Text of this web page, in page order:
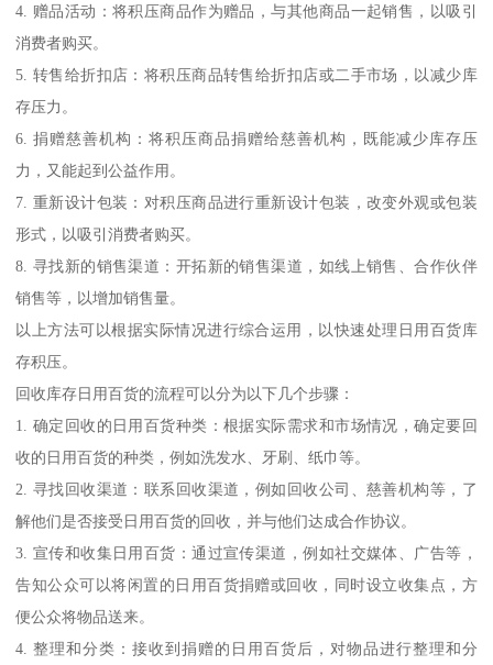
4. 赠品活动：将积压商品作为赠品，与其他商品一起销售，以吸引
消费者购买。
5. 转售给折扣店：将积压商品转售给折扣店或二手市场，以减少库
存压力。
6. 捐赠慈善机构：将积压商品捐赠给慈善机构，既能减少库存压
力，又能起到公益作用。
7. 重新设计包装：对积压商品进行重新设计包装，改变外观或包装
形式，以吸引消费者购买。
8. 寻找新的销售渠道：开拓新的销售渠道，如线上销售、合作伙伴
销售等，以增加销售量。
以上方法可以根据实际情况进行综合运用，以快速处理日用百货库
存积压。
回收库存日用百货的流程可以分为以下几个步骤：
1. 确定回收的日用百货种类：根据实际需求和市场情况，确定要回
收的日用百货的种类，例如洗发水、牙刷、纸巾等。
2. 寻找回收渠道：联系回收渠道，例如回收公司、慈善机构等，了
解他们是否接受日用百货的回收，并与他们达成合作协议。
3. 宣传和收集日用百货：通过宣传渠道，例如社交媒体、广告等，
告知公众可以将闲置的日用百货捐赠或回收，同时设立收集点，方
便公众将物品送来。
4. 整理和分类：接收到捐赠的日用百货后，对物品进行整理和分